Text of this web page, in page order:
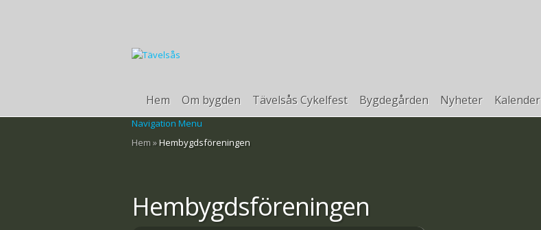
Hem Om bygden Tävelsås Cykelfest Bygdegården Nyheter Kalender
Navigation Menu
Hem »Hembygdsföreningen
Hembygdsföreningen